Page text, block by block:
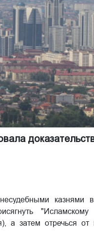
казнями
а затем отречься